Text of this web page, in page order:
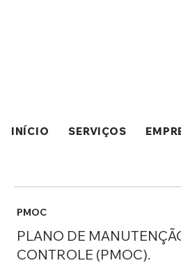
INÍCIO SERVIÇOS
PLANO DE
CONTROLE (PMOC).
PMOC